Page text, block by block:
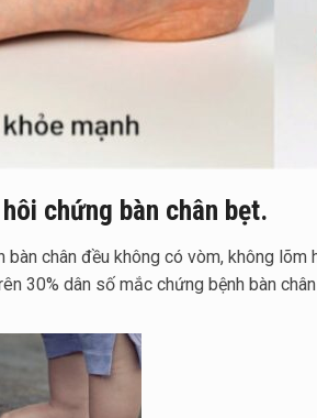
chứng bàn chân bẹt.
chân đều không có vòm, không
30% dân số mắc chứng bệnh bàn